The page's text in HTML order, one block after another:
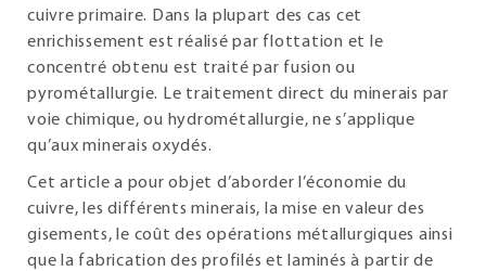
cuivre primaire. Dans la plupart des cas cet
enrichissement est réalisé par flottation et le
concentré obtenu est traité par fusion ou
pyrométallurgie. Le traitement direct du minerais par
voie chimique, ou hydrométallurgie, ne s’applique
qu’aux minerais oxydés.
Cet article a pour objet d’aborder l’économie du
cuivre, les différents minerais, la mise en valeur des
gisements, le coût des opérations métallurgiques ainsi
que la fabrication des profilés et laminés à partir de